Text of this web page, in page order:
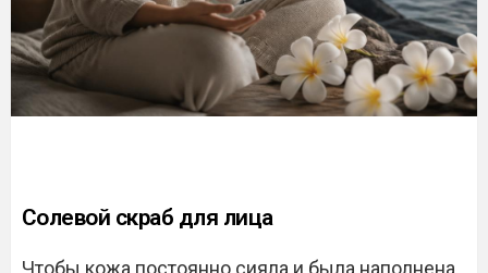
Солевой скраб для лица
Чтобы кожа постоянно сияла и была наполнена